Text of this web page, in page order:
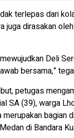
terlepas dari
juga dirasakan
Deli
bersama,”
petugas
SA (39), warga
bagian
di Bandara